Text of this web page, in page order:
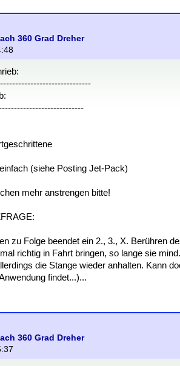
360 Grad Dreher
(siehe Posting Jet-Pack)
mehr anstrengen bitte!
zu Folge beendet ein 2., 3., X. Berühren
richtig in Fahrt bringen, so lange sie
die Stange wieder anhalten. Kann
findet...)...
360 Grad Dreher